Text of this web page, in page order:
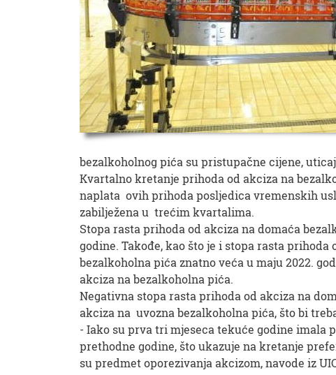
bezalkoholnog pića su pristupačne cijene,
Kvartalno kretanje prihoda od akciza na
naplata ovih prihoda posljedica vremenskih
zabilježena u trećim kvartalima.
Stopa rasta prihoda od akciza na domaća
godine. Takođe, kao što je i stopa rasta
bezalkoholna pića znatno veća u maju 2022.
akciza na bezalkoholna pića.
Negativna stopa rasta prihoda od akciza na
akciza na uvozna bezalkoholna pića, što bi
- Iako su prva tri mjeseca tekuće godine imala
prethodne godine, što ukazuje na kretanje
su predmet oporezivanja akcizom, navode iz